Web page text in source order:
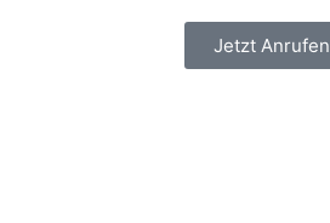
Jetzt Anrufen